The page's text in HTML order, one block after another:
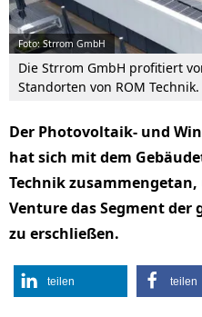
Foto: Strrom GmbH
Die Strrom GmbH profitiert
Standorten von ROM Technik.
Der Photovoltaik- und
hat sich mit dem
Technik
Venture das Segment der
zu erschließen.
teilen teilen